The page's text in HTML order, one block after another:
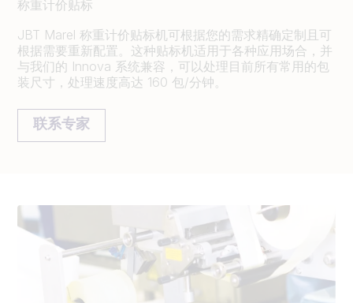
称重计价贴标
JBT Marel 称重计价贴标机可根据您的需求精确定制且可
根据需要重新配置。这种贴标机适用于各种应用场合，并
与我们的 Innova 系统兼容，可以处理目前所有常用的包
装尺寸，处理速度高达 160 包/分钟。
联系专家